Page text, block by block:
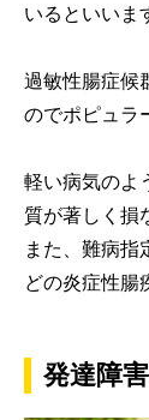
いるといいま
過敏性腸症候
のでポピュラ
軽い病気のよ
質が著しく損
また、難病指
どの炎症性腸
発達障